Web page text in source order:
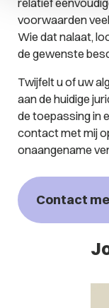
relatief
voorwaarden
Wie dat nalaat,
de gewenste
Twijfelt u of uw
aan de huidige
de toepassing in
contact met mij
onaangename
Contact